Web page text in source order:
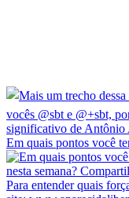
Em quais pontos você